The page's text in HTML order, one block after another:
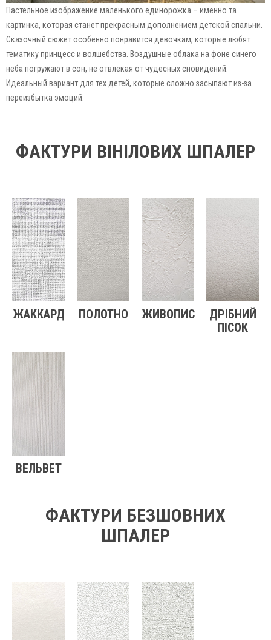
Пастельное изображение маленького единорожка – именно та
картинка, которая станет прекрасным дополнением детской спальни.
Сказочный сюжет особенно понравится девочкам, которые любят
тематику принцесс и волшебства. Воздушные облака на фоне синего
неба погружают в сон, не отвлекая от чудесных сновидений.
Идеальный вариант для тех детей, которые сложно засыпают из-за
переизбытка эмоций.
ФАКТУРИ ВІНІЛОВИХ ШПАЛЕР
ЖАККАРД ПОЛОТНО ЖИВОПИС
ДРІБНИЙ
ПІСОК
ВЕЛЬВЕТ
ФАКТУРИ БЕЗШОВНИХ
ШПАЛЕР